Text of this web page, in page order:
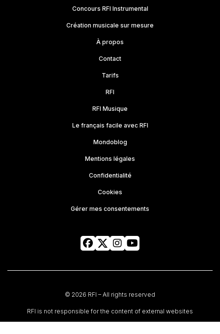
Concours RFI Instrumental
Création musicale sur mesure
À propos
Contact
Tarifs
RFI
RFI Musique
Le français facile avec RFI
Mondoblog
Mentions légales
Confidentialité
Cookies
Gérer mes consentements
© 2026 RFI – All rights reserved
RFI is not responsible for the content of external websites